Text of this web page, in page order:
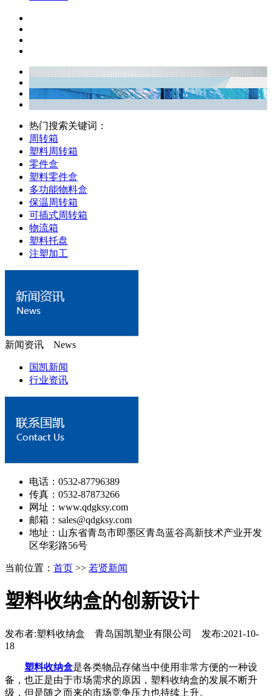
热门搜索关键词：
周转箱
塑料周转箱
零件盒
塑料零件盒
多功能物料盒
保温周转箱
可插式周转箱
物流箱
塑料托盘
注塑加工
新闻资讯 News
国凯新闻
行业资讯
电话：0532-87796389
传真：0532-87873266
网址：www.qdgksy.com
邮箱：sales@qdgksy.com
地址：山东省青岛市即墨区青岛蓝谷高新技术产业开发
区华彩路56号
当前位置： 首页 >> 若贤新闻
塑料收纳盒的创新设计
发布者:塑料收纳盒 青岛国凯塑业有限公司 发布:2021-10-
18
塑料收纳盒是各类物品存储当中使用非常方便的一种设
备，也正是由于市场需求的原因，塑料收纳盒的发展不断升
级，但是随之而来的市场竞争压力也持续上升。